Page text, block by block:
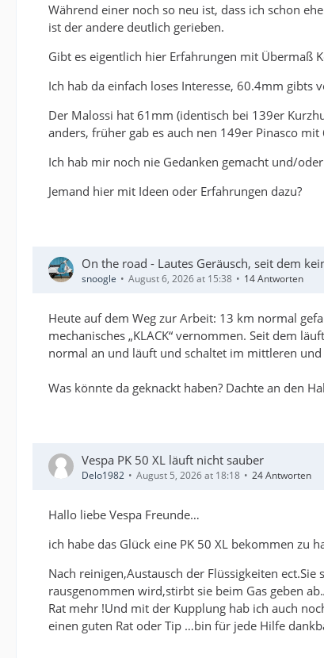
Während einer noch so neu ist, dass ich schon
ist der andere deutlich gerieben.
Gibt es eigentlich hier Erfahrungen mit Übermaß
Ich hab da einfach loses Interesse, 60.4mm gibts
Der Malossi hat 61mm (identisch bei 139er
anders, früher gab es auch nen 149er Pinasco
Ich hab mir noch nie Gedanken gemacht und/
Jemand hier mit Ideen oder Erfahrungen dazu?
On the road - Lautes Geräusch, seit dem
snoogle August 6, 2026 at 15:38 14 Antworten
Heute auf dem Weg zur Arbeit: 13 km normal
mechanisches „KLACK“ vernommen. Seit dem
normal an und läuft und schaltet im mittleren
Was könnte da geknackt haben? Dachte an den
Vespa PK 50 XL läuft nicht sauber
Delo1982 August 5, 2026 at 18:18 24 Antworten
Hallo liebe Vespa Freunde…
ich habe das Glück eine PK 50 XL bekommen zu
Nach reinigen,Austausch der Flüssigkeiten
rausgenommen wird,stirbt sie beim Gas geben
Rat mehr !Und mit der Kupplung hab ich auch
einen guten Rat oder Tip …bin für jede Hilfe